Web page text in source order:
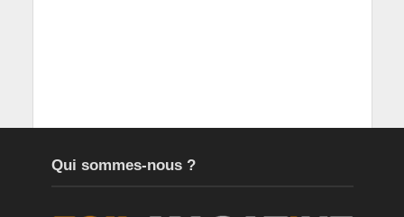
Qui sommes-nous ?